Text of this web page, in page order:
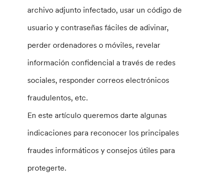
archivo adjunto infectado, usar un código de
usuario y contraseñas fáciles de adivinar,
perder ordenadores o móviles, revelar
información confidencial a través de redes
sociales, responder correos electrónicos
fraudulentos, etc.
En este artículo queremos darte algunas
indicaciones para reconocer los principales
fraudes informáticos y consejos útiles para
protegerte.